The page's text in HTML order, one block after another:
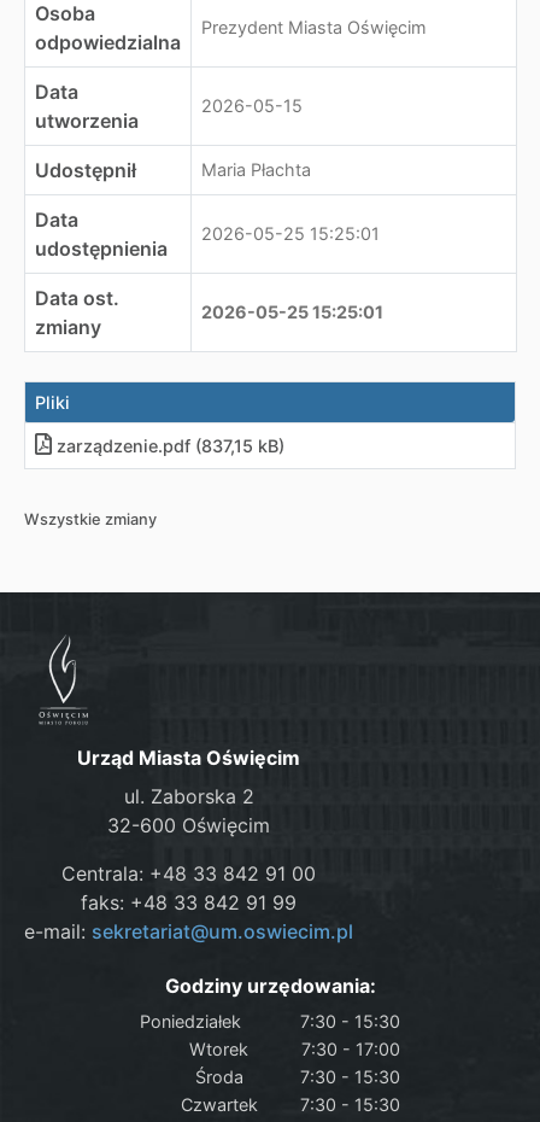
Osoba
odpowiedzialna
Prezydent Miasta Oświęcim
Data
utworzenia
2026-05-15
Udostępnił Maria Płachta
Data
udostępnienia
2026-05-25 15:25:01
Data ost.
zmiany
2026-05-25 15:25:01
Pliki
zarządzenie.pdf (837,15 kB)
Wszystkie zmiany
Urząd Miasta Oświęcim
ul. Zaborska 2
32-600 Oświęcim
Centrala: +48 33 842 91 00
faks: +48 33 842 91 99
e-mail: sekretariat@um.oswiecim.pl
Godziny urzędowania:
Poniedziałek
7:30 - 15:30
Wtorek
7:30 - 17:00
Środa
7:30 - 15:30
Czwartek
7:30 - 15:30